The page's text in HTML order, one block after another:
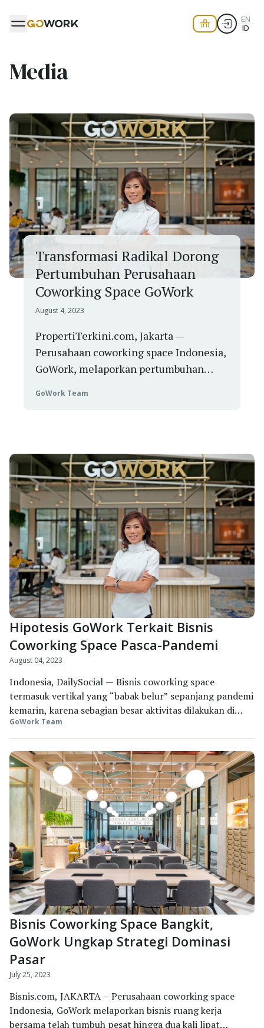
EN
ID
Media
Transformasi Radikal Dorong
Pertumbuhan Perusahaan
Coworking Space GoWork
August 4, 2023
PropertiTerkini.com, Jakarta —
Perusahaan coworking space Indonesia,
GoWork, melaporkan pertumbuhan
melalui masa Covid-19 dan keputusan
mereka untuk memperluas layanan.
Tim manajemen GoWork mengatakan,
di tenga...
GoWork Team
Hipotesis GoWork Terkait Bisnis
Coworking Space Pasca-Pandemi
August 04, 2023
Indonesia, DailySocial — Bisnis coworking space
termasuk vertikal yang “babak belur” sepanjang pandemi
kemarin, karena sebagian besar aktivitas dilakukan di
dalam rumah. CoHive pun menyerah dan dinyatakan
bangkrut pada 18 Januari 2023. Padahal startup ini
pernah dinobatkan sebagai pemilik jaringan coworking
space terbesar di Indonesia. Sempat terpuruk jug...
GoWork Team
Bisnis Coworking Space Bangkit,
GoWork Ungkap Strategi Dominasi
Pasar
July 25, 2023
Bisnis.com, JAKARTA – Perusahaan coworking space
Indonesia, GoWork melaporkan bisnis ruang kerja
bersama telah tumbuh pesat hingga dua kali lipat